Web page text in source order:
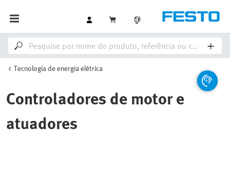
Tecnologia de energia elétrica
Controladores de motor e
atuadores